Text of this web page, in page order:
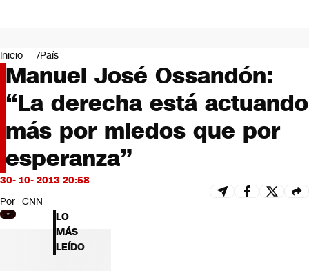
Negocios
Deportes
Programas completos
Cultura
Servicios
Bits
CNN Data
CNN tiempo
Futuro 360
Inicio País
Manuel José Ossandón:
“La derecha está actuando
más por miedos que por
esperanza”
30- 10- 2013 20:58
Por CNN
LO
MÁS
LEÍDO